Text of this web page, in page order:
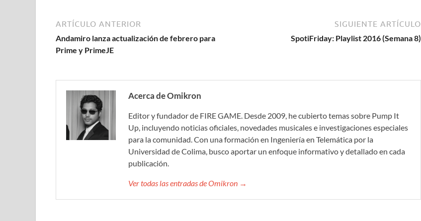
ARTÍCULO ANTERIOR
Andamiro lanza actualización de febrero para
Prime y PrimeJE
SIGUIENTE ARTÍCULO
SpotiFriday: Playlist 2016 (Semana 8)
Acerca de Omikron
Editor y fundador de FIRE GAME. Desde 2009, he cubierto temas sobre Pump It
Up, incluyendo noticias oficiales, novedades musicales e investigaciones especiales
para la comunidad. Con una formación en Ingeniería en Telemática por la
Universidad de Colima, busco aportar un enfoque informativo y detallado en cada
publicación.
Ver todas las entradas de Omikron →